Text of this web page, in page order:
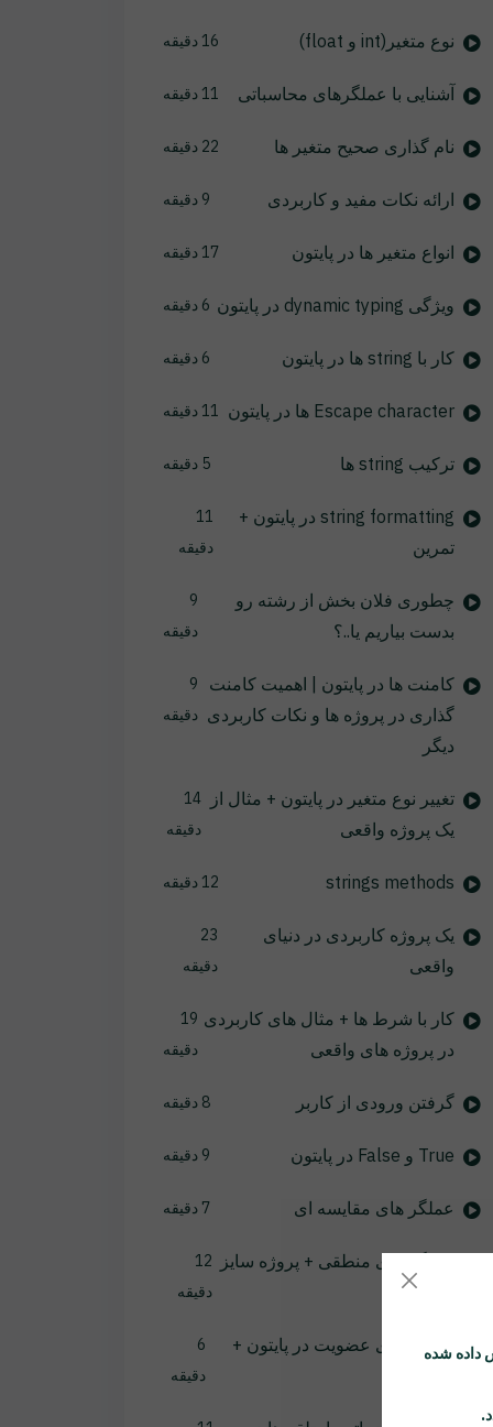
نوع متغیر(int و float) 16 دقیقه
آشنایی با عملگرهای محاسباتی 11 دقیقه
نام گذاری صحیح متغیر ها 22 دقیقه
ارائه نکات مفید و کاربردی 9 دقیقه
انواع متغیر ها در پایتون 17 دقیقه
ویژگی dynamic typing در پایتون 6 دقیقه
کار با string ها در پایتون 6 دقیقه
Escape character ها در پایتون 11 دقیقه
ترکیب string ها 5 دقیقه
string formatting در پایتون +
تمرین
11
دقیقه
چطوری فلان بخش از رشته رو
بدست بیاریم یا..؟
9
دقیقه
کامنت ها در پایتون | اهمیت کامنت
گذاری در پروژه ها و نکات کاربردی
دیگر
9
دقیقه
تغییر نوع متغیر در پایتون + مثال از
یک پروژه واقعی
14
دقیقه
strings methods 12 دقیقه
یک پروژه کاربردی در دنیای
واقعی
23
دقیقه
کار با شرط ها + مثال های کاربردی
در پروژه های واقعی
19
دقیقه
گرفتن ورودی از کاربر 8 دقیقه
True و False در پایتون 9 دقیقه
عملگر های مقایسه ای 7 دقیقه
عملگر های منطقی + پروژه سایز
12
دقیقه
عملگر های عضویت در پایتون +
6
دقیقه
داده شده